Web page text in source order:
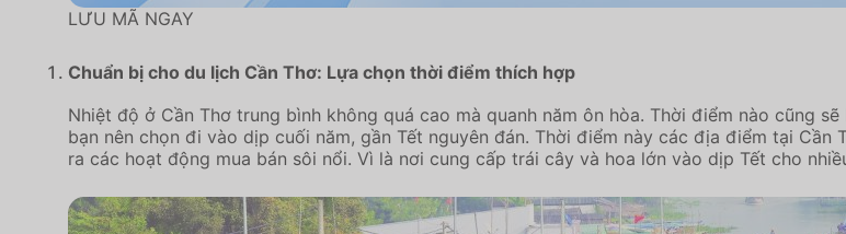
LƯU MÃ NGAY
Chuẩn bị cho du lịch Cần Thơ: Lựa chọn thời điểm thích hợp
Nhiệt độ ở Cần Thơ trung bình không quá cao mà quanh năm ôn hòa. Thời điểm nào cũng
bạn nên chọn đi vào dịp cuối năm, gần Tết nguyên đán. Thời điểm này các địa điểm tại
ra các hoạt động mua bán sôi nổi. Vì là nơi cung cấp trái cây và hoa lớn vào dịp Tết cho